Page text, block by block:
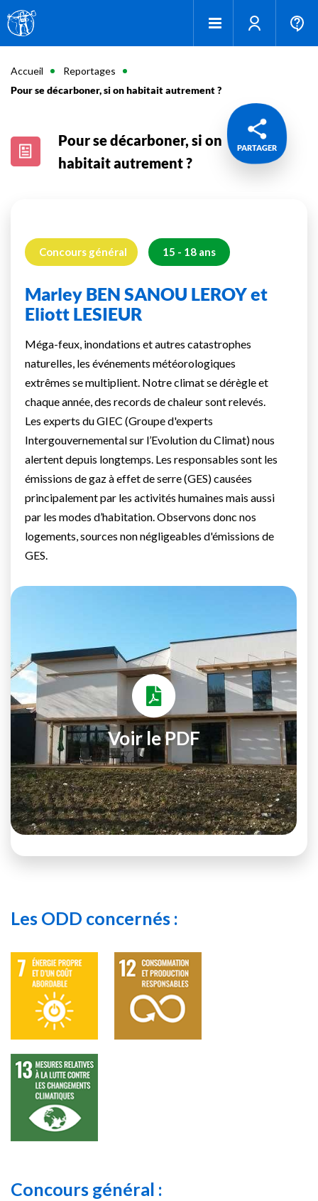
Accueil
Reportages
Pour se décarboner, si on habitait autrement ?
PARTAGER
Pour se décarboner, si on
habitait autrement ?
Concours général 15 - 18 ans
Marley BEN SANOU LEROY et
Eliott LESIEUR
Méga-feux, inondations et autres catastrophes
naturelles, les événements météorologiques
extrêmes se multiplient. Notre climat se dérègle et
chaque année, des records de chaleur sont relevés.
Les experts du GIEC (Groupe d'experts
Intergouvernemental sur l’Evolution du Climat) nous
alertent depuis longtemps. Les responsables sont les
émissions de gaz à effet de serre (GES) causées
principalement par les activités humaines mais aussi
par les modes d’habitation. Observons donc nos
logements, sources non négligeables d'émissions de
GES.
Voir le PDF
Les ODD concernés :
Concours général :